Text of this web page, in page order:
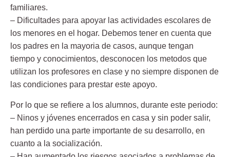
familiares.
– Dificultades para apoyar las actividades escolares de
los menores en el hogar. Debemos tener en cuenta que
los padres en la mayoria de casos, aunque tengan
tiempo y conocimientos, desconocen los metodos que
utilizan los profesores en clase y no siempre disponen de
las condiciones para prestar este apoyo.
Por lo que se refiere a los alumnos, durante este periodo:
– Ninos y jóvenes encerrados en casa y sin poder salir,
han perdido una parte importante de su desarrollo, en
cuanto a la socialización.